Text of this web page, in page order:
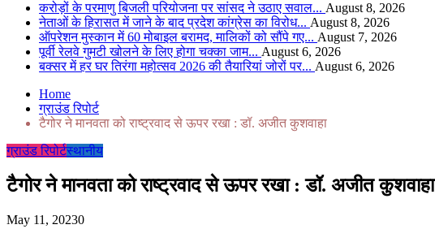
करोड़ों के परमाणु बिजली परियोजना पर सांसद ने उठाए सवाल... August 8, 2026
नेताओं के हिरासत में जाने के बाद प्रदेश कांग्रेस का विरोध... August 8, 2026
ऑपरेशन मुस्कान में 60 मोबाइल बरामद, मालिकों को सौंपे गए... August 7, 2026
पूर्वी रेलवे गुमटी खोलने के लिए होगा चक्का जाम... August 6, 2026
बक्सर में हर घर तिरंगा महोत्सव 2026 की तैयारियां जोरों पर... August 6, 2026
Home
ग्राउंड रिपोर्ट
टैगोर ने मानवता को राष्ट्रवाद से ऊपर रखा : डॉ. अजीत कुशवाहा
ग्राउंड रिपोर्टस्थानीय
टैगोर ने मानवता को राष्ट्रवाद से ऊपर रखा : डॉ. अजीत कुशवाहा
May 11, 20230